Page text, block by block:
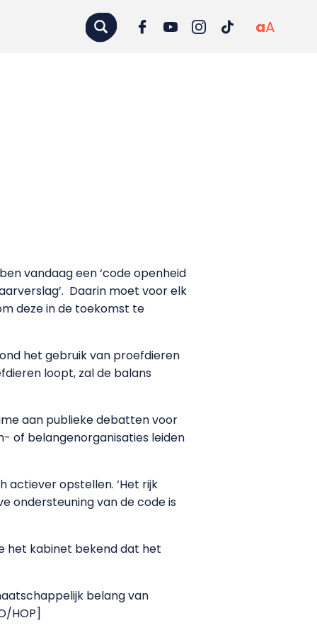
aA
vandaag een ‘code openheid
Daarin moet voor elk
deze in de toekomst te
het gebruik van proefdieren
loopt, zal de balans
aan publieke debatten voor
of belangenorganisaties leiden
opstellen. ‘Het rijk
ondersteuning van de code is
het kabinet bekend dat het
belang van
HOP]